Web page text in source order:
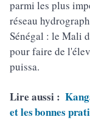
parmi les plus
réseau
Sénégal : le Mali
pour faire de
puissa.
Lire aussi :
et les bonnes